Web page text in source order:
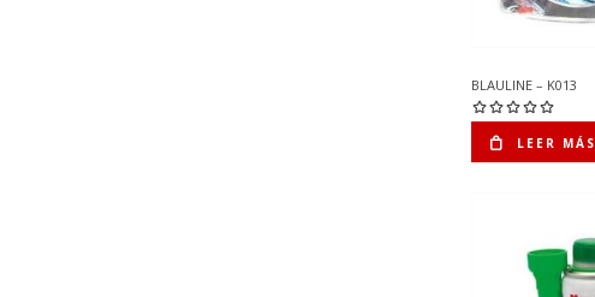
BLAULINE – K013
LEER MÁS